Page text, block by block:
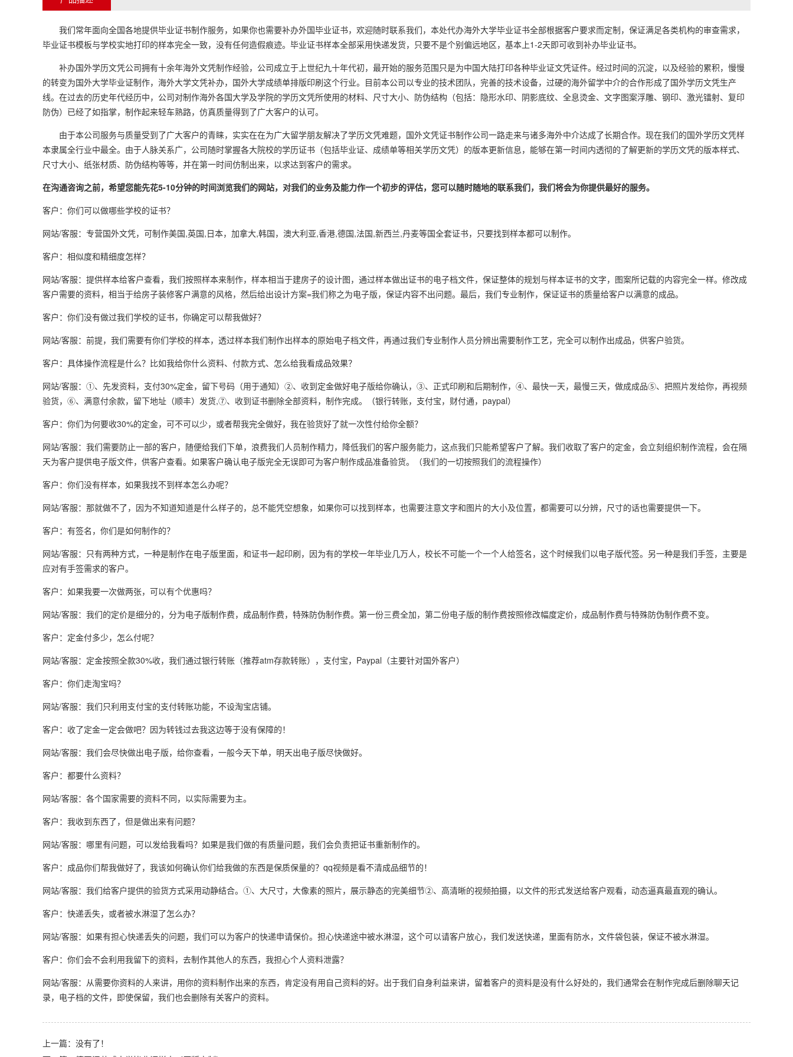
我们常年面向全国各地提供毕业证书制作服务，如果你也需要补办外国毕业证书，欢迎随时联系我们，本处代办海外大学毕业证书全部根据客户要求而定制，保证满足各类机构的审查需求，
毕业证书模板与学校实地打印的样本完全一致，没有任何造假痕迹。毕业证书样本全部采用快递发货，只要不是个别偏远地区，基本上1-2天即可收到补办毕业证书。
补办国外学历文凭公司拥有十余年海外文凭制作经验，公司成立于上世纪九十年代初，最开始的服务范围只是为中国大陆打印各种毕业证文凭证件。经过时间的沉淀，以及经验的累积，慢慢
的转变为国外大学毕业证制作，海外大学文凭补办，国外大学成绩单排版印刷这个行业。目前本公司以专业的技术团队，完善的技术设备，过硬的海外留学中介的合作形成了国外学历文凭生产
线。在过去的历史年代经历中，公司对制作海外各国大学及学院的学历文凭所使用的材料、尺寸大小、防伪结构（包括：隐形水印、阴影底纹、全息烫金、文字图案浮雕、钢印、激光镭射、复印
防伪）已经了如指掌，制作起来轻车熟路，仿真质量得到了广大客户的认可。
由于本公司服务与质量受到了广大客户的青睐，实实在在为广大留学朋友解决了学历文凭难题，国外文凭证书制作公司一路走来与诸多海外中介达成了长期合作。现在我们的国外学历文凭样
本隶属全行业中最全。由于人脉关系广，公司随时掌握各大院校的学历证书（包括毕业证、成绩单等相关学历文凭）的版本更新信息，能够在第一时间内透彻的了解更新的学历文凭的版本样式、
尺寸大小、纸张材质、防伪结构等等，并在第一时间仿制出来，以求达到客户的需求。
在沟通咨询之前，希望您能先花5-10分钟的时间浏览我们的网站，对我们的业务及能力作一个初步的评估，您可以随时随地的联系我们，我们将会为你提供最好的服务。
客户：你们可以做哪些学校的证书？
网站/客服：专营国外文凭，可制作美国,英国,日本，加拿大,韩国，澳大利亚,香港,德国,法国,新西兰,丹麦等国全套证书，只要找到样本都可以制作。
客户：相似度和精细度怎样？
网站/客服：提供样本给客户查看，我们按照样本来制作，样本相当于建房子的设计图，通过样本做出证书的电子档文件，保证整体的规划与样本证书的文字，图案所记载的内容完全一样。修改成
客户需要的资料，相当于给房子装修客户满意的风格，然后给出设计方案=我们称之为电子版，保证内容不出问题。最后，我们专业制作，保证证书的质量给客户以满意的成品。
客户：你们没有做过我们学校的证书，你确定可以帮我做好？
网站/客服：前提，我们需要有你们学校的样本，透过样本我们制作出样本的原始电子档文件，再通过我们专业制作人员分辨出需要制作工艺，完全可以制作出成品，供客户验货。
客户：具体操作流程是什么？比如我给你什么资料、付款方式、怎么给我看成品效果？
网站/客服：①、先发资料，支付30%定金，留下号码（用于通知）②、收到定金做好电子版给你确认，③、正式印刷和后期制作，④、最快一天，最慢三天，做成成品⑤、把照片发给你，再视频
验货，⑥、满意付余款，留下地址（顺丰）发货,⑦、收到证书删除全部资料，制作完成。（银行转账，支付宝，财付通，paypal）
客户：你们为何要收30%的定金，可不可以少，或者帮我完全做好，我在验货好了就一次性付给你全额？
网站/客服：我们需要防止一部的客户，随便给我们下单，浪费我们人员制作精力，降低我们的客户服务能力，这点我们只能希望客户了解。我们收取了客户的定金，会立刻组织制作流程，会在隔
天为客户提供电子版文件，供客户查看。如果客户确认电子版完全无误即可为客户制作成品准备验货。（我们的一切按照我们的流程操作）
客户：你们没有样本，如果我找不到样本怎么办呢？
网站/客服：那就做不了，因为不知道知道是什么样子的，总不能凭空想象，如果你可以找到样本，也需要注意文字和图片的大小及位置，都需要可以分辨，尺寸的话也需要提供一下。
客户：有签名，你们是如何制作的？
网站/客服：只有两种方式，一种是制作在电子版里面，和证书一起印刷，因为有的学校一年毕业几万人，校长不可能一个一个人给签名，这个时候我们以电子版代签。另一种是我们手签，主要是
应对有手签需求的客户。
客户：如果我要一次做两张，可以有个优惠吗？
网站/客服：我们的定价是细分的，分为电子版制作费，成品制作费，特殊防伪制作费。第一份三费全加，第二份电子版的制作费按照修改幅度定价，成品制作费与特殊防伪制作费不变。
客户：定金付多少，怎么付呢？
网站/客服：定金按照全款30%收，我们通过银行转账（推荐atm存款转账），支付宝，Paypal（主要针对国外客户）
客户：你们走淘宝吗？
网站/客服：我们只利用支付宝的支付转账功能，不设淘宝店铺。
客户：收了定金一定会做吧？因为转钱过去我这边等于没有保障的！
网站/客服：我们会尽快做出电子版，给你查看，一般今天下单，明天出电子版尽快做好。
客户：都要什么资料？
网站/客服：各个国家需要的资料不同，以实际需要为主。
客户：我收到东西了，但是做出来有问题？
网站/客服：哪里有问题，可以发给我看吗？如果是我们做的有质量问题，我们会负责把证书重新制作的。
客户：成品你们帮我做好了，我该如何确认你们给我做的东西是保质保量的？qq视频是看不清成品细节的！
网站/客服：我们给客户提供的验货方式采用动静结合。①、大尺寸，大像素的照片，展示静态的完美细节②、高清晰的视频拍摄，以文件的形式发送给客户观看，动态逼真最直观的确认。
客户：快递丢失，或者被水淋湿了怎么办？
网站/客服：如果有担心快递丢失的问题，我们可以为客户的快递申请保价。担心快递途中被水淋湿，这个可以请客户放心，我们发送快递，里面有防水，文件袋包装，保证不被水淋湿。
客户：你们会不会利用我留下的资料，去制作其他人的东西，我担心个人资料泄露？
网站/客服：从需要你资料的人来讲，用你的资料制作出来的东西，肯定没有用自己资料的好。出于我们自身利益来讲，留着客户的资料是没有什么好处的，我们通常会在制作完成后删除聊天记
录，电子档的文件，即使保留，我们也会删除有关客户的资料。
上一篇：没有了！